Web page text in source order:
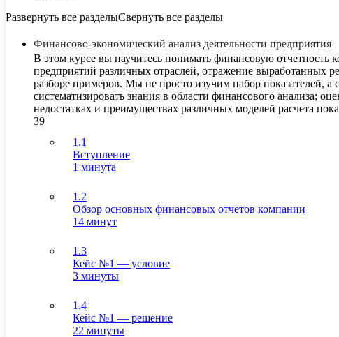
Развернуть все разделыСвернуть все разделы
Финансово-экономический анализ деятельности предприятия
В этом курсе вы научитесь понимать финансовую отчетность
предприятий различных отраслей, отражение выработанных
разборе примеров. Мы не просто изучим набор показателей,
систематизировать знания в области финансового анализа;
недостатках и преимуществах различных моделей расчета
39
1.1
Вступление
1 минута
1.2
Обзор основных финансовых отчетов компании
14 минут
1.3
Кейс №1 — условие
3 минуты
1.4
Кейс №1 — решение
22 минуты